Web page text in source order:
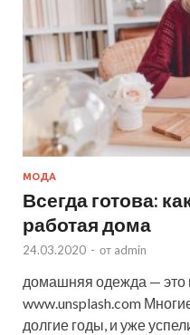
МОДА
Всегда готова:
работая дома
24.03.2020 - от admin
домашняя одежда — это
www.unsplash.com
долгие годы, и уже